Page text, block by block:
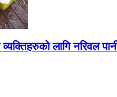
लागि नरिवल